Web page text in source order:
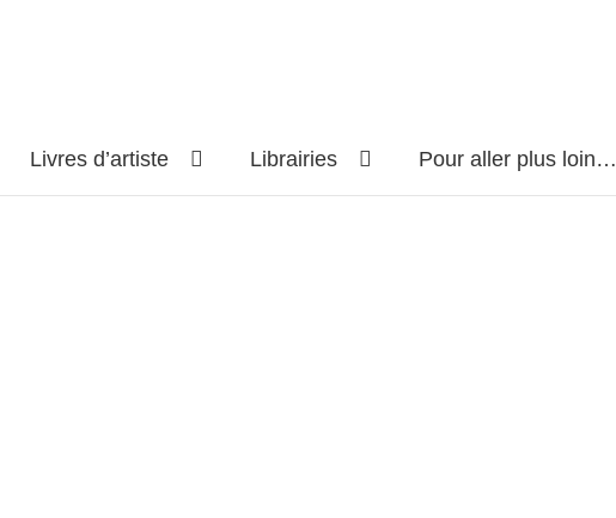
Livres d’artiste Librairies Pour aller plus loin…